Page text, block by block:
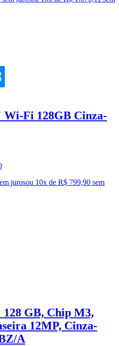
Fi 128GB Cinza-
jurosou 10x de R$ 799,90 sem
GB, Chip M3,
12MP, Cinza-
A